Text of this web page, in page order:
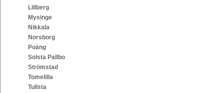
Lillberg
Mysinge
Nikkala
Norsborg
Poäng
Solsta Pallbo
Strömstad
Tomelilla
Tullsta